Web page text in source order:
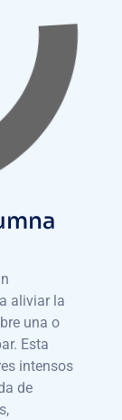
aliviar la
una o
Esta
intensos
de